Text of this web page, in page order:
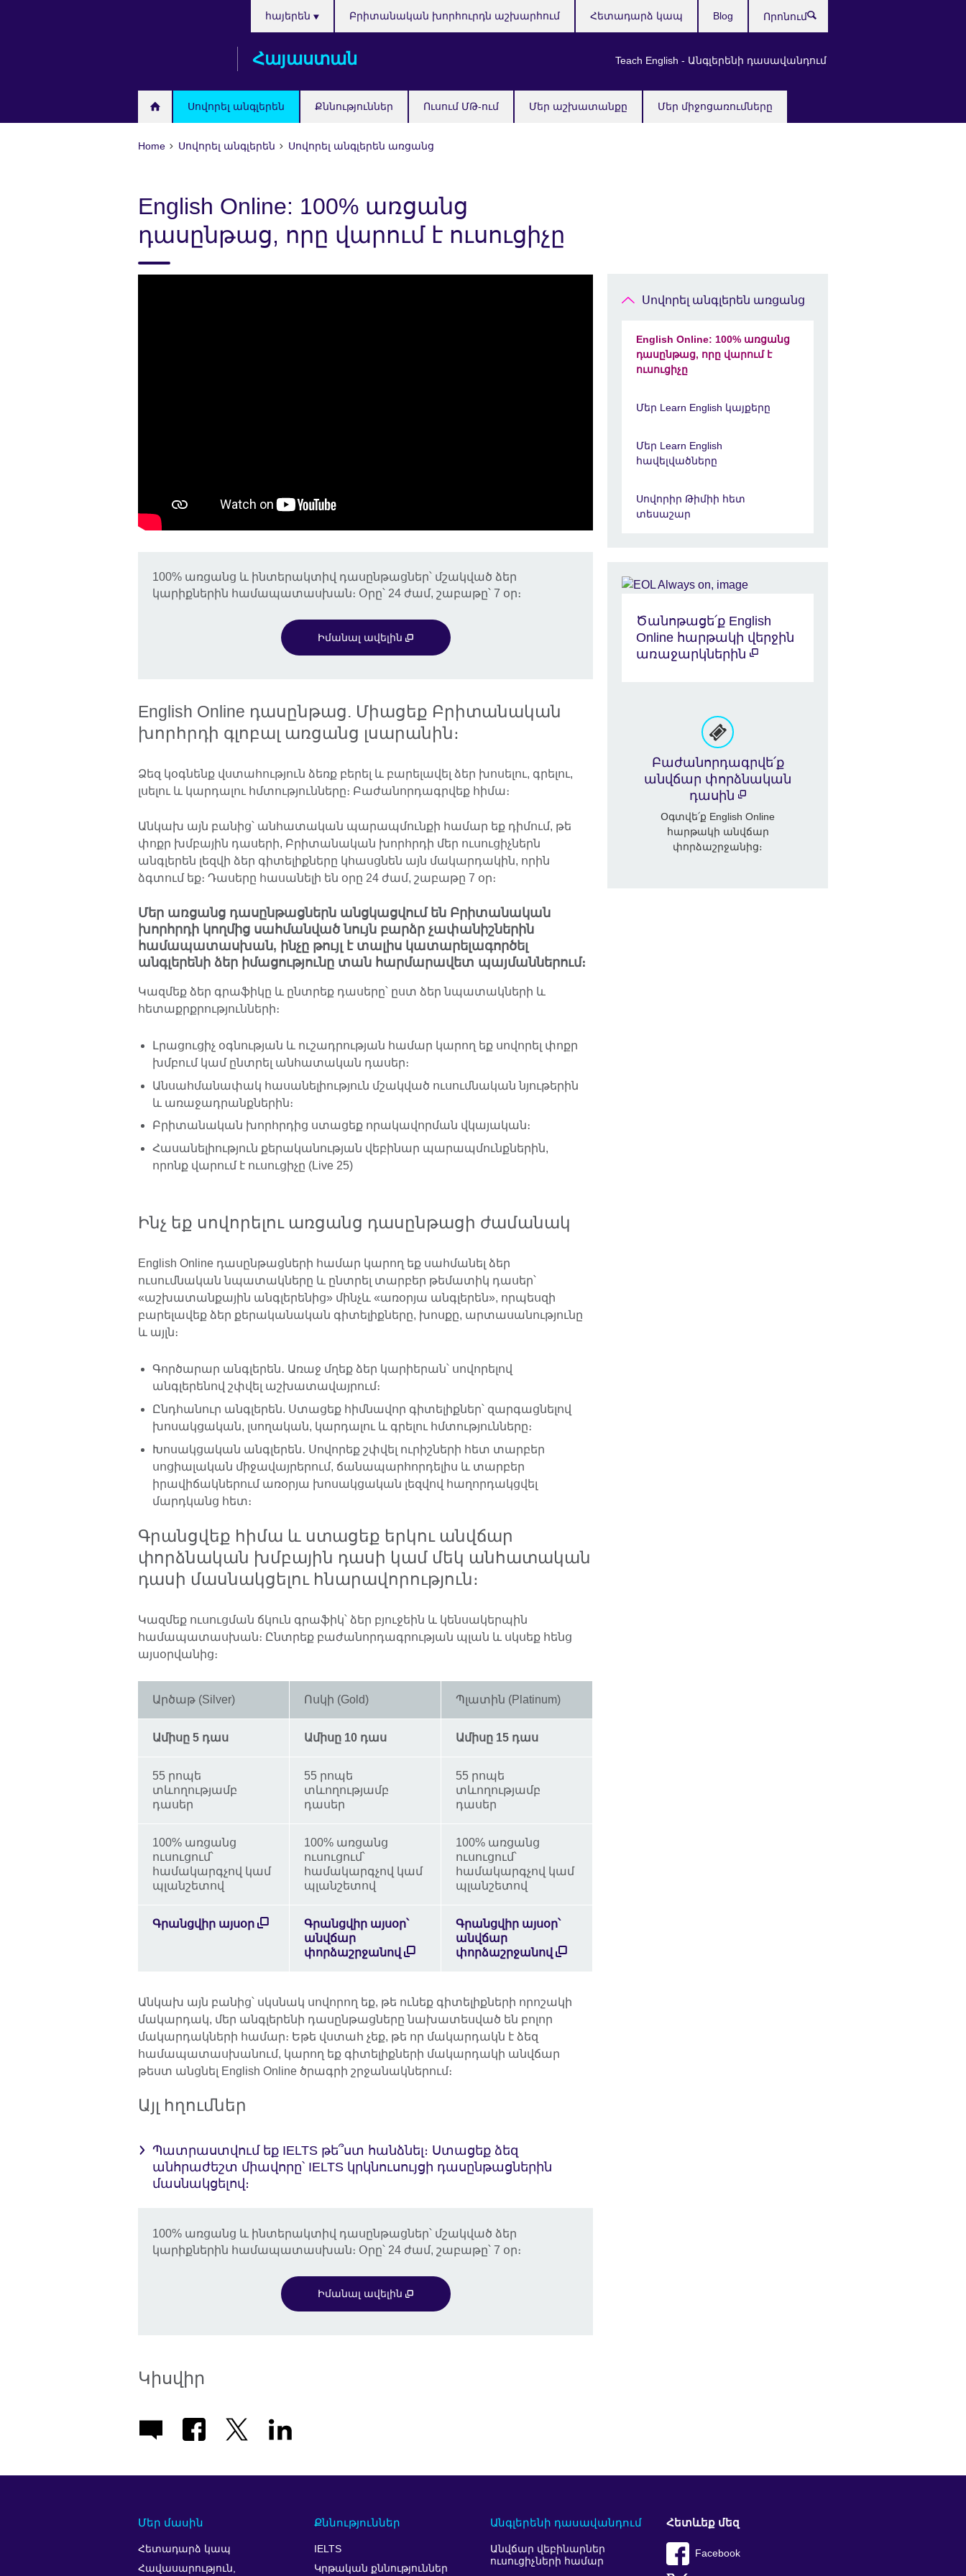
Հայաստան
Սովորել անգլերեն Քննություններ Ուսում ՄԹ-ում Մեր աշխատանքը Մեր միջոցառումները
հայերեն
Teach English - Անգլերենի դասավանդում
Բրիտանական խորհուրդն աշխարհում Հետադարձ կապ Blog
Home Սովորել անգլերեն Սովորել անգլերեն առցանց
English Online: 100% առցանց
դասընթաց, որը վարում է ուսուցիչը
100% առցանց և ինտերակտիվ դասընթացներ՝ մշակված ձեր
կարիքներին համապատասխան։ Օրը՝ 24 ժամ, շաբաթը՝ 7 օր։
Իմանալ ավելին
English Online դասընթաց. Միացեք Բրիտանական
խորհրդի գլոբալ առցանց լսարանին։
Ձեզ կօգնենք վստահություն ձեռք բերել և բարելավել ձեր խոսելու, գրելու,
լսելու և կարդալու հմտությունները։ Բաժանորդագրվեք հիմա։
Անկախ այն բանից՝ անհատական պարապմունքի համար եք դիմում, թե
փոքր խմբային դասերի, Բրիտանական խորհրդի մեր ուսուցիչներն
անգլերեն լեզվի ձեր գիտելիքները կհասցնեն այն մակարդակին, որին
ձգտում եք։ Դասերը հասանելի են օրը 24 ժամ, շաբաթը 7 օր։
Մեր առցանց դասընթացներն անցկացվում են Բրիտանական
խորհրդի կողմից սահմանված նույն բարձր չափանիշներին
համապատասխան, ինչը թույլ է տալիս կատարելագործել
անգլերենի ձեր իմացությունը տան հարմարավետ պայմաններում։
Կազմեք ձեր գրաֆիկը և ընտրեք դասերը՝ ըստ ձեր նպատակների և
հետաքրքրությունների։
Լրացուցիչ օգնության և ուշադրության համար կարող եք սովորել փոքր
խմբում կամ ընտրել անհատական դասեր։
Անսահմանափակ հասանելիություն մշակված ուսումնական նյութերին
և առաջադրանքներին։
Բրիտանական խորհրդից ստացեք որակավորման վկայական։
Հասանելիություն քերականության վեբինար պարապմունքներին,
որոնք վարում է ուսուցիչը (Live 25)
Ինչ եք սովորելու առցանց դասընթացի ժամանակ
English Online դասընթացների համար կարող եք սահմանել ձեր
ուսումնական նպատակները և ընտրել տարբեր թեմատիկ դասեր՝
«աշխատանքային անգլերենից» մինչև «առօրյա անգլերեն», որպեսզի
բարելավեք ձեր քերականական գիտելիքները, խոսքը, արտասանությունը
և այլն։
Գործարար անգլերեն․ Առաջ մղեք ձեր կարիերան՝ սովորելով
անգլերենով շփվել աշխատավայրում։
Ընդհանուր անգլերեն. Ստացեք հիմնավոր գիտելիքներ՝ զարգացնելով
խոսակցական, լսողական, կարդալու և գրելու հմտությունները։
Խոսակցական անգլերեն․ Սովորեք շփվել ուրիշների հետ տարբեր
սոցիալական միջավայրերում, ճանապարհորդելիս և տարբեր
իրավիճակներում առօրյա խոսակցական լեզվով հաղորդակցվել
մարդկանց հետ։
Գրանցվեք հիմա և ստացեք երկու անվճար
փորձնական խմբային դասի կամ մեկ անհատական
դասի մասնակցելու հնարավորություն։
Կազմեք ուսուցման ճկուն գրաֆիկ՝ ձեր բյուջեին և կենսակերպին
համապատասխան։ Ընտրեք բաժանորդագրության պլան և սկսեք հենց
այսօրվանից։
Արծաթ (Silver) Ոսկի (Gold) Պլատին (Platinum)
Ամիսը 5 դաս Ամիսը 10 դաս Ամիսը 15 դաս
55 րոպե
տևողությամբ
դասեր
55 րոպե
տևողությամբ
դասեր
55 րոպե
տևողությամբ
դասեր
100% առցանց
ուսուցում՝
համակարգչով կամ
պլանշետով
100% առցանց
ուսուցում՝
համակարգչով կամ
պլանշետով
100% առցանց
ուսուցում՝
համակարգչով կամ
պլանշետով
Գրանցվիր այսօր
Գրանցվիր այսօր՝
անվճար
փորձաշրջանով
Գրանցվիր այսօր՝
անվճար
փորձաշրջանով
Անկախ այն բանից՝ սկսնակ սովորող եք, թե ունեք գիտելիքների որոշակի
մակարդակ, մեր անգլերենի դասընթացները նախատեսված են բոլոր
մակարդակների համար։ Եթե վստահ չեք, թե որ մակարդակն է ձեզ
համապատասխանում, կարող եք գիտելիքների մակարդակի անվճար
թեստ անցնել English Online ծրագրի շրջանակներում։
Այլ հղումներ
Պատրաստվում եք IELTS թե՞ստ հանձնել։ Ստացեք ձեզ
անհրաժեշտ միավորը՝ IELTS կրկնուսույցի դասընթացներին
մասնակցելով։
100% առցանց և ինտերակտիվ դասընթացներ՝ մշակված ձեր
կարիքներին համապատասխան։ Օրը՝ 24 ժամ, շաբաթը՝ 7 օր։
Իմանալ ավելին
Կիսվիր
Սովորել անգլերեն առցանց
English Online: 100% առցանց
դասընթաց, որը վարում է
ուսուցիչը
Մեր Learn English կայքերը
Մեր Learn English
հավելվածները
Սովորիր Թիմիի հետ
տեսաշար
Ծանոթացե՛ք English
Online հարթակի վերջին
առաջարկներին
Բաժանորդագրվե՛ք
անվճար փորձնական
դասին
Օգտվե՛ք English Online
հարթակի անվճար
փորձաշրջանից։
Մեր մասին
Հետադարձ կապ
Հավասարություն,
Քննություններ
IELTS
Կրթական քննություններ
Անգլերենի դասավանդում
Անվճար վեբինարներ
ուսուցիչների համար
Հետևեք մեզ
Facebook